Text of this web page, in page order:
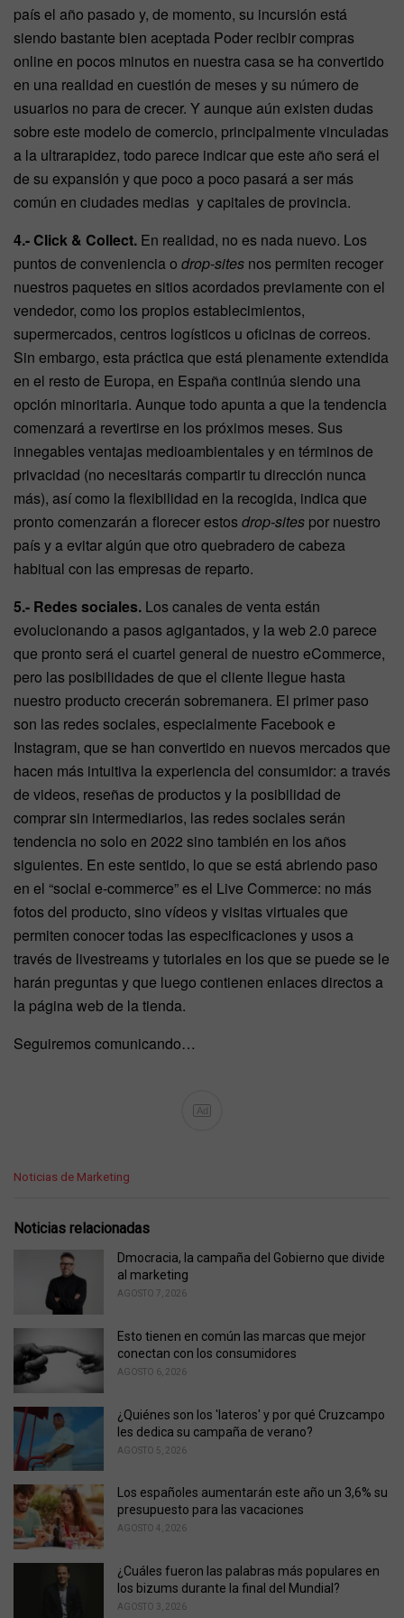
país el año pasado y, de momento, su incursión está
siendo bastante bien aceptada Poder recibir compras
online en pocos minutos en nuestra casa se ha convertido
en una realidad en cuestión de meses y su número de
usuarios no para de crecer. Y aunque aún existen dudas
sobre este modelo de comercio, principalmente vinculadas
a la ultrarapidez, todo parece indicar que este año será el
de su expansión y que poco a poco pasará a ser más
común en ciudades medias y capitales de provincia.
4.- Click & Collect. En realidad, no es nada nuevo. Los
puntos de conveniencia o drop-sites nos permiten recoger
nuestros paquetes en sitios acordados previamente con el
vendedor, como los propios establecimientos,
supermercados, centros logísticos u oficinas de correos.
Sin embargo, esta práctica que está plenamente extendida
en el resto de Europa, en España continúa siendo una
opción minoritaria. Aunque todo apunta a que la tendencia
comenzará a revertirse en los próximos meses. Sus
innegables ventajas medioambientales y en términos de
privacidad (no necesitarás compartir tu dirección nunca
más), así como la flexibilidad en la recogida, indica que
pronto comenzarán a florecer estosdrop-sites por nuestro
país y a evitar algún que otro quebradero de cabeza
habitual con las empresas de reparto.
5.- Redes sociales. Los canales de venta están
evolucionando a pasos agigantados, y la web 2.0 parece
que pronto será el cuartel general de nuestro eCommerce,
pero las posibilidades de que el cliente llegue hasta
nuestro producto crecerán sobremanera. El primer paso
son las redes sociales, especialmente Facebook e
Instagram, que se han convertido en nuevos mercados que
hacen más intuitiva la experiencia del consumidor: a través
de videos, reseñas de productos y la posibilidad de
comprar sin intermediarios, las redes sociales serán
tendencia no solo en 2022 sino también en los años
siguientes. En este sentido, lo que se está abriendo paso
en el “social e-commerce” es el Live Commerce: no más
fotos del producto, sino vídeos y visitas virtuales que
permiten conocer todas las especificaciones y usos a
través de livestreams y tutoriales en los que se puede se le
harán preguntas y que luego contienen enlaces directos a
la página web de la tienda.
Seguiremos comunicando…
Ad
C
e
Noticias de Marketing
Noticias relacionadas
Dmocracia, la campaña del Gobierno que divide
al marketing
AGOSTO 7, 2026
Esto tienen en común las marcas que mejor
conectan con los consumidores
AGOSTO 6, 2026
¿Quiénes son los 'lateros' y por qué Cruzcampo
les dedica su campaña de verano?
AGOSTO 5, 2026
Los españoles aumentarán este año un 3,6% su
presupuesto para las vacaciones
AGOSTO 4, 2026
¿Cuáles fueron las palabras más populares en
los bizums durante la final del Mundial?
AGOSTO 3, 2026